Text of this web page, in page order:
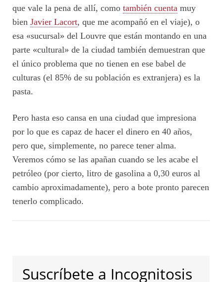
que vale la pena de allí, como también cuenta muy
bien Javier Lacort, que me acompañó en el viaje), o
esa «sucursal» del Louvre que están montando en una
parte «cultural» de la ciudad también demuestran que
el único problema que no tienen en ese babel de
culturas (el 85% de su población es extranjera) es la
pasta.
Pero hasta eso cansa en una ciudad que impresiona
por lo que es capaz de hacer el dinero en 40 años,
pero que, simplemente, no parece tener alma.
Veremos cómo se las apañan cuando se les acabe el
petróleo (por cierto, litro de gasolina a 0,30 euros al
cambio aproximadamente), pero a bote pronto parecen
tenerlo complicado.
Suscríbete a Incognitosis